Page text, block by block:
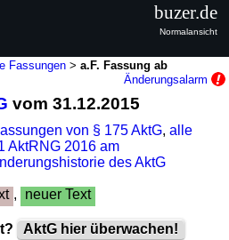
Fassungen >a.F. Fassung ab
Änderungsalarm
vom 31.12.2015
von § 175 AktG,alle
AktRNG 2016 am
des AktG
, neuer Text
AktG hier überwachen!
buzer.de
Normalansicht